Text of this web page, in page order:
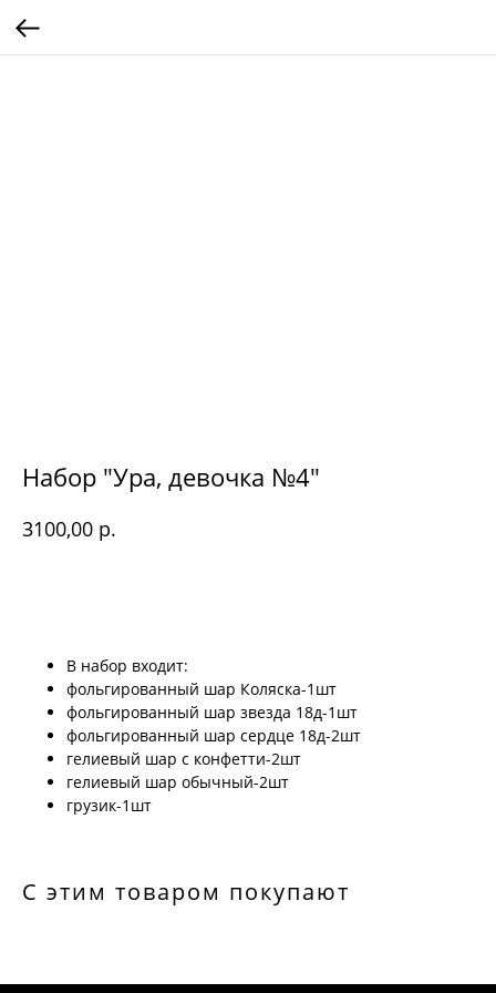
Набор "Ура, девочка №4"
3100,00 р.
В набор входит:
фольгированный шар Коляска-1шт
фольгированный шар звезда 18д-1шт
фольгированный шар сердце 18д-2шт
гелиевый шар с конфетти-2шт
гелиевый шар обычный-2шт
грузик-1шт
С этим товаром покупают